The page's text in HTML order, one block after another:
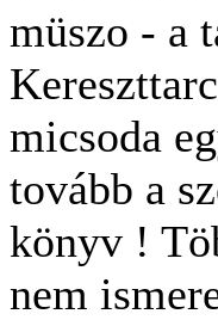
müszo - a
micsoda
tovább a
könyv !
nem